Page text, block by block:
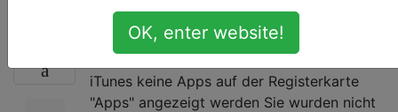
Ich habe ein Problem, da ich Windows 10
installiert habe, ein IPhone 6s besitze und in
iTunes keine Apps auf der Registerkarte
"Apps" angezeigt werden Sie wurden nicht
OK, enter website!